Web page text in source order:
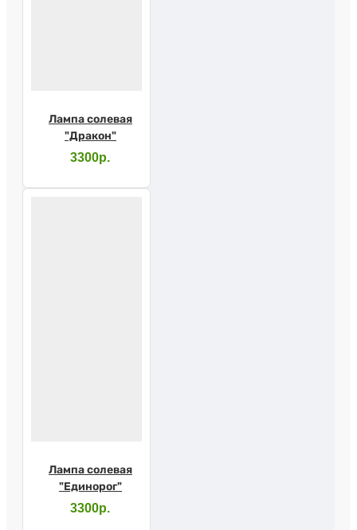
Лампа солевая
"Дракон"
3300р.
Лампа солевая
"Единорог"
3300р.